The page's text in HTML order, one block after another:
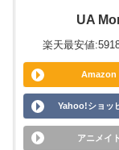
UA
楽天最安値
Amazon
Yahoo!ショッ
アニメイト